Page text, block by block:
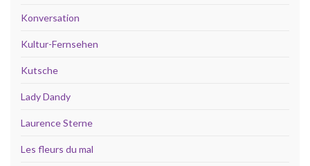
Konversation
Kultur-Fernsehen
Kutsche
Lady Dandy
Laurence Sterne
Les fleurs du mal